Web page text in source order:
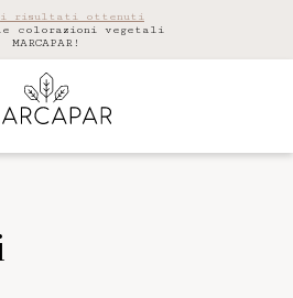
i risultati ottenuti
colorazioni vegetali
MARCAPAR!